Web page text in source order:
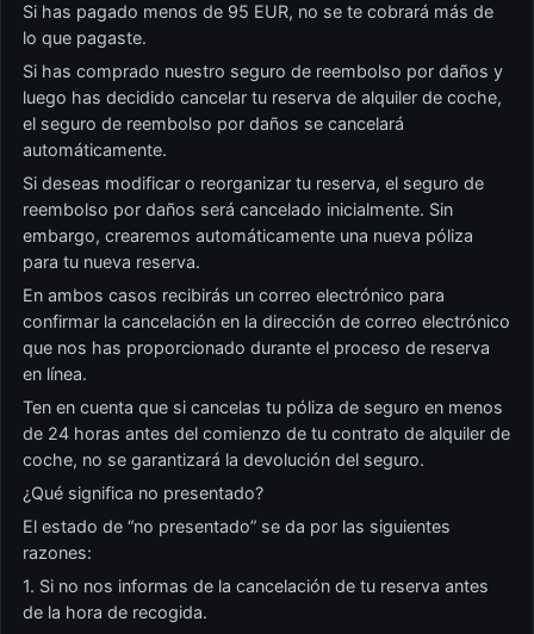
Si has pagado menos de 95 EUR, no se te cobrará más de
lo que pagaste.
Si has comprado nuestro seguro de reembolso por daños y
luego has decidido cancelar tu reserva de alquiler de coche,
el seguro de reembolso por daños se cancelará
automáticamente.
Si deseas modificar o reorganizar tu reserva, el seguro de
reembolso por daños será cancelado inicialmente. Sin
embargo, crearemos automáticamente una nueva póliza
para tu nueva reserva.
En ambos casos recibirás un correo electrónico para
confirmar la cancelación en la dirección de correo electrónico
que nos has proporcionado durante el proceso de reserva
en línea.
Ten en cuenta que si cancelas tu póliza de seguro en menos
de 24 horas antes del comienzo de tu contrato de alquiler de
coche, no se garantizará la devolución del seguro.
¿Qué significa no presentado?
El estado de “no presentado” se da por las siguientes
razones:
1. Si no nos informas de la cancelación de tu reserva antes
de la hora de recogida.